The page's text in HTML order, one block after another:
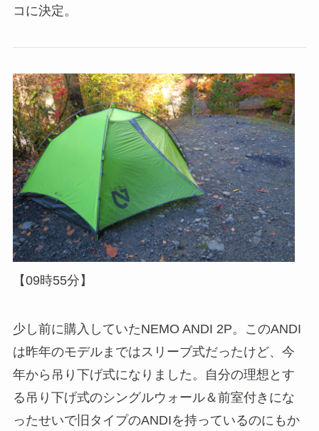
コに決定。
【09時55分】
少し前に購入していたNEMO ANDI 2P。このANDI
は昨年のモデルまではスリーブ式だったけど、今
年から吊り下げ式になりました。自分の理想とす
る吊り下げ式のシングルウォール＆前室付きにな
ったせいで旧タイプのANDIを持っているのにもか